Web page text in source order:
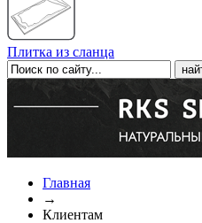
Плитка из сланца
Главная
→
Клиентам